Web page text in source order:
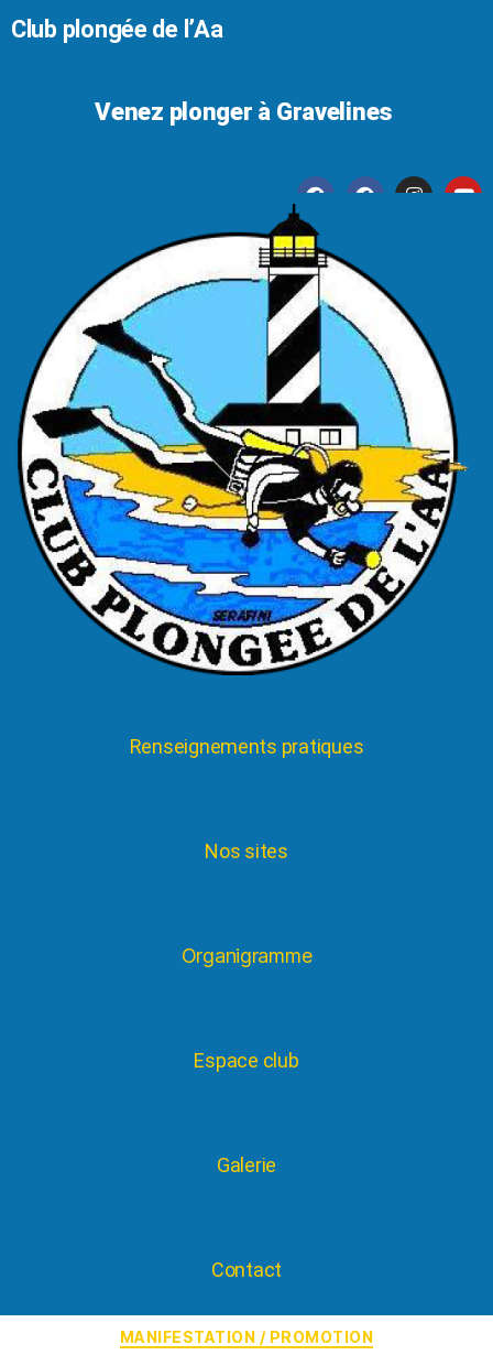
Club plongée de l’Aa
Venez plonger à Gravelines
Renseignements pratiques
Nos sites
Organigramme
Espace club
Galerie
Contact
MANIFESTATION / PROMOTION